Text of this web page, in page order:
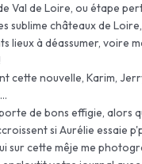
Val de Loire, ou étape
sublime châteaux de
lieux à déassumer, voire
cette nouvelle, Karim,
de bons effigie, alors
si Aurélie essaie
sur cette mêje me